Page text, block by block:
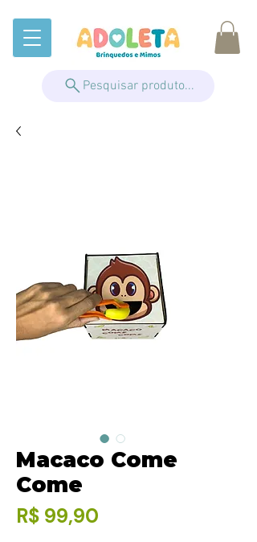
Pesquisar produto...
Macaco Come
Come
R$ 99,90